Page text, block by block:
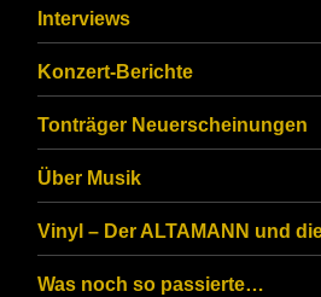
that
you
are
human.
Interviews
Konzert-Berichte
Tonträger Neuerscheinungen
Über Musik
Vinyl – Der ALTAMANN und
Was noch so passierte…